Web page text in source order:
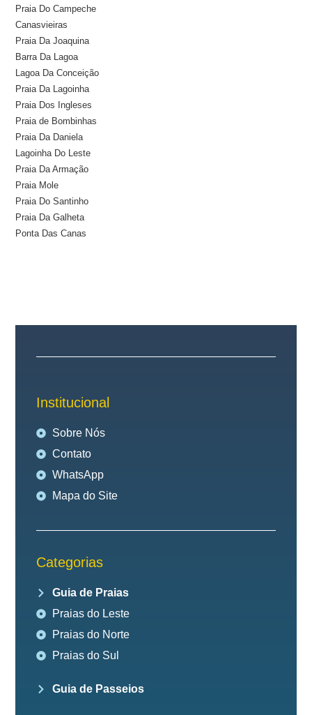
Praia Do Campeche
Canasvieiras
Praia Da Joaquina
Barra Da Lagoa
Lagoa Da Conceição
Praia Da Lagoinha
Praia Dos Ingleses
Praia de Bombinhas
Praia Da Daniela
Lagoinha Do Leste
Praia Da Armação
Praia Mole
Praia Do Santinho
Praia Da Galheta
Ponta Das Canas
Institucional
Sobre Nós
Contato
WhatsApp
Mapa do Site
Categorias
Guia de Praias
Praias do Leste
Praias do Norte
Praias do Sul
Guia de Passeios